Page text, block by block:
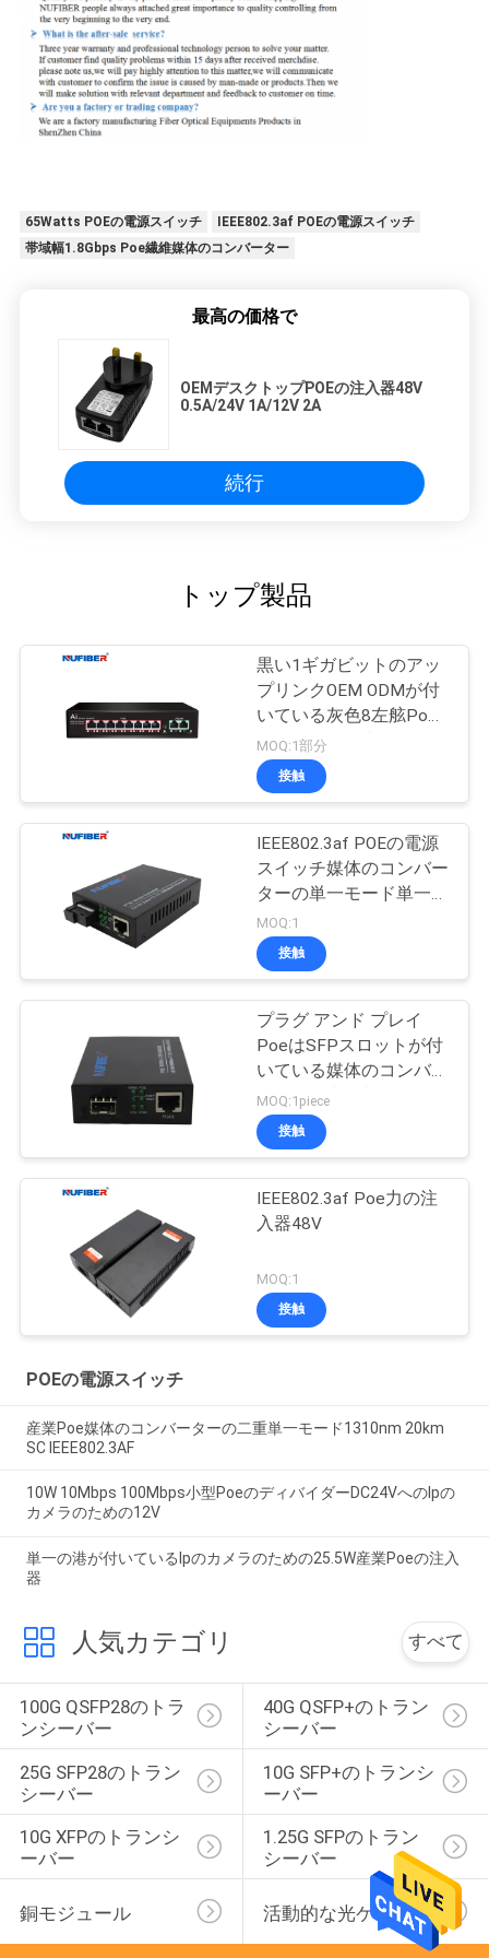
65Watts POEの電源スイッチ
IEEE802.3af POEの電源スイッチ
帯域幅1.8Gbps Poe繊維媒体のコンバーター
最高の価格で
OEMデスクトップPOEの注入器48V
0.5A/24V 1A/12V 2A
続行
トップ製品
黒い1ギガビットのアッ
プリンクOEM ODMが付
いている灰色8左舷Poe
のスイッチは支えた
MOQ:1部分
接触
IEEE802.3af POEの電源
スイッチ媒体のコンバー
ターの単一モード単一繊
維SC 20km
MOQ:1
接触
プラグ アンド プレイ
PoeはSFPスロットが付
いている媒体のコンバー
ターに動力を与えた
MOQ:1piece
接触
IEEE802.3af Poe力の注
入器48V
MOQ:1
接触
POEの電源スイッチ
産業Poe媒体のコンバーターの二重単一モード1310nm 20km
SC IEEE802.3AF
10W 10Mbps 100Mbps小型PoeのディバイダーDC24VへのIpの
カメラのための12V
単一の港が付いているIpのカメラのための25.5W産業Poeの注入
器
人気カテゴリ すべて
100G QSFP28のトラ
ンシーバー
40G QSFP+のトラン
シーバー
25G SFP28のトラン
シーバー
10G SFP+のトランシ
ーバー
10G XFPのトランシ
ーバー
1.25G SFPのトラン
シーバー
銅モジュール 活動的な光ケーブル